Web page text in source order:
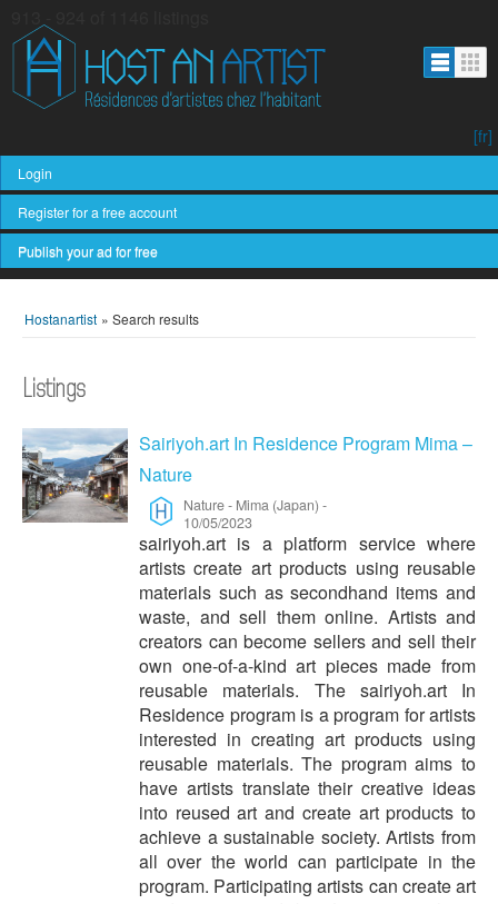
Login
Register for a free account
[fr]
Publish your ad for free
Hostanartist » Search results
Listings
Sairiyoh.art In Residence Program Mima –
Nature
Nature- Mima (Japan) -
10/05/2023
sairiyoh.art is a platform service where
artists create art products using reusable
materials such as secondhand items and
waste, and sell them online. Artists and
creators can become sellers and sell their
own one-of-a-kind art pieces made from
reusable materials. The sairiyoh.art In
Residence program is a program for artists
interested in creating art products using
reusable materials. The program aims to
have artists translate their creative ideas
into reused art and create art products to
achieve a sustainable society. Artists from
all over the world can participate in the
program. Participating artists can create art